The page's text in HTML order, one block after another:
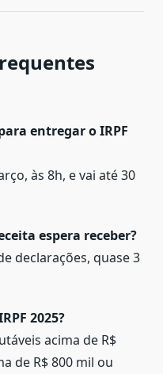
entregar o IRPF
às 8h, e vai até 30
espera receber?
declarações, quase 3
2025?
acima de R$
de R$ 800 mil ou